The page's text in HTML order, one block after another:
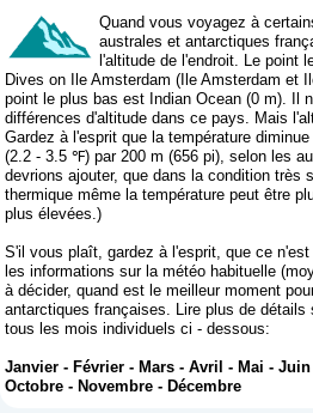
Quand vous voyagez à
australes et antarctiques
l'altitude de l'endroit. Le point
Dives on Ile Amsterdam (Ile Amsterdam et
point le plus bas est Indian Ocean (0 m). Il
différences d'altitude dans ce pays. Mais
Gardez à l'esprit que la température
(2.2 - 3.5 ℉) par 200 m (656 pi), selon les
devrions ajouter, que dans la condition très
thermique même la température peut être
plus élevées.)
S'il vous plaît, gardez à l'esprit, que ce
les informations sur la météo habituelle
à décider, quand est le meilleur moment
antarctiques françaises. Lire plus de
tous les mois individuels ci - dessous:
Janvier -Février -Mars -Avril -Mai -Juin
Octobre -Novembre -Décembre